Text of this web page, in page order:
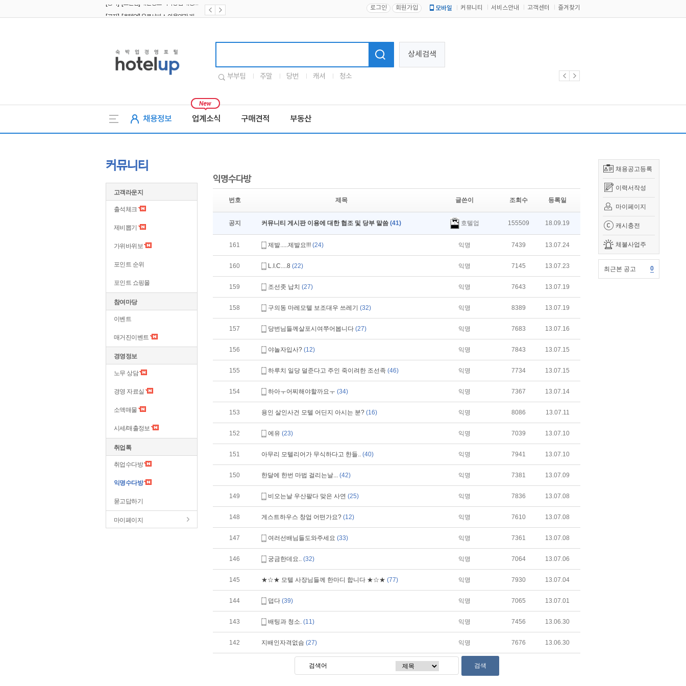
로그인 회원가입 모바일 커뮤니티 서비스안내 고객센터 즐겨찾기
상세검색
부부팀 주말 당번 캐셔 청소
채용정보 업계소식 구매견적 부동산
채용공고등록
이력서작성
마이페이지
캐시충전
체불사업주
최근본 공고 0
커뮤니티
고객라운지
출석체크
제비뽑기
가위바위보
포인트 순위
포인트 쇼핑몰
참여마당
이벤트
매거진이벤트
경영정보
노무 상담
경영 자료실
소액매물
시세/매출정보
취업톡
취업수다방
익명수다방
묻고답하기
마이페이지
익명수다방
번호 제목 글쓴이 조회수 등록일
공지 커뮤니티 게시판 이용에 대한 협조 및 당부 말씀 (41) 호텔업 155509 18.09.19
161 제발.....제발요!!! (24) 익명 7439 13.07.24
160 L.I.C....8 (22) 익명 7145 13.07.23
159 조선좃 납치 (27) 익명 7643 13.07.19
158 구의동 마레모텔 보조대우 쓰레기 (32) 익명 8389 13.07.19
157 당번님들께살포시여쭈어봅니다 (27) 익명 7683 13.07.16
156 야놀자입사? (12) 익명 7843 13.07.15
155 하루치 일당 덜준다고 주인 죽이려한 조선족 (46) 익명 7734 13.07.15
154 하아ㅜ어찌해야할까요ㅜ (34) 익명 7367 13.07.14
153 용인 살인사건 모텔 어딘지 아시는 분? (16) 익명 8086 13.07.11
152 에유 (23) 익명 7039 13.07.10
151 아무리 모텔리어가 무식하다고 한들.. (40) 익명 7941 13.07.10
150 한달에 한번 마법 걸리는날... (42) 익명 7381 13.07.09
149 비오는날 우산팔다 맞은 사연 (25) 익명 7836 13.07.08
148 게스트하우스 창업 어떤가요? (12) 익명 7610 13.07.08
147 여러선배님들도와주세요 (33) 익명 7361 13.07.08
146 궁금한데요.. (32) 익명 7064 13.07.06
145 ★☆★ 모텔 사장님들께 한마디 합니다 ★☆★ (77) 익명 7930 13.07.04
144 덥다 (39) 익명 7065 13.07.01
143 배팅과 청소. (11) 익명 7456 13.06.30
142 지배인자격없슴 (27) 익명 7676 13.06.30